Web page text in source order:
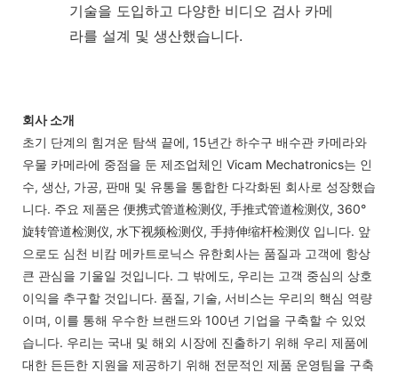
기술을 도입하고 다양한 비디오 검사 카메
라를 설계 및 생산했습니다.
회사 소개
초기 단계의 힘겨운 탐색 끝에, 15년간 하수구 배수관 카메라와
우물 카메라에 중점을 둔 제조업체인 Vicam Mechatronics는 인
수, 생산, 가공, 판매 및 유통을 통합한 다각화된 회사로 성장했습
니다. 주요 제품은 便携式管道检测仪, 手推式管道检测仪, 360°
旋转管道检测仪, 水下视频检测仪, 手持伸缩杆检测仪 입니다. 앞
으로도 심천 비캄 메카트로닉스 유한회사는 품질과 고객에 항상
큰 관심을 기울일 것입니다. 그 밖에도, 우리는 고객 중심의 상호
이익을 추구할 것입니다. 품질, 기술, 서비스는 우리의 핵심 역량
이며, 이를 통해 우수한 브랜드와 100년 기업을 구축할 수 있었
습니다. 우리는 국내 및 해외 시장에 진출하기 위해 우리 제품에
대한 든든한 지원을 제공하기 위해 전문적인 제품 운영팀을 구축